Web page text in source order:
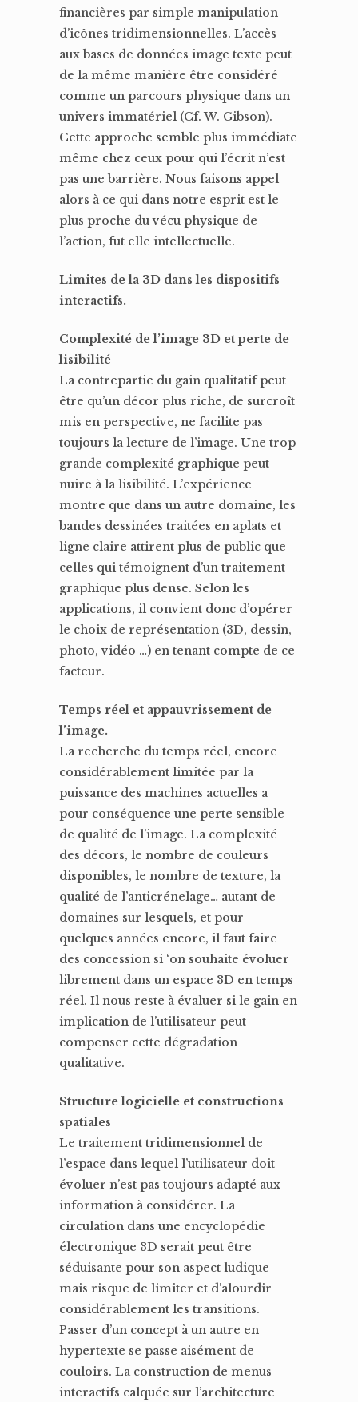
financières par simple manipulation
d’icônes tridimensionnelles. L’accès
aux bases de données image texte peut
de la même manière être considéré
comme un parcours physique dans un
univers immatériel (Cf. W. Gibson).
Cette approche semble plus immédiate
même chez ceux pour qui l’écrit n’est
pas une barrière. Nous faisons appel
alors à ce qui dans notre esprit est le
plus proche du vécu physique de
l’action, fut elle intellectuelle.
Limites de la 3D dans les dispositifs
interactifs.
Complexité de l’image 3D et perte de
lisibilité
La contrepartie du gain qualitatif peut
être qu’un décor plus riche, de surcroît
mis en perspective, ne facilite pas
toujours la lecture de l’image. Une trop
grande complexité graphique peut
nuire à la lisibilité. L’expérience
montre que dans un autre domaine, les
bandes dessinées traitées en aplats et
ligne claire attirent plus de public que
celles qui témoignent d’un traitement
graphique plus dense. Selon les
applications, il convient donc d’opérer
le choix de représentation (3D, dessin,
photo, vidéo …) en tenant compte de ce
facteur.
Temps réel et appauvrissement de
l’image.
La recherche du temps réel, encore
considérablement limitée par la
puissance des machines actuelles a
pour conséquence une perte sensible
de qualité de l’image. La complexité
des décors, le nombre de couleurs
disponibles, le nombre de texture, la
qualité de l’anticrénelage… autant de
domaines sur lesquels, et pour
quelques années encore, il faut faire
des concession si ‘on souhaite évoluer
librement dans un espace 3D en temps
réel. Il nous reste à évaluer si le gain en
implication de l’utilisateur peut
compenser cette dégradation
qualitative.
Structure logicielle et constructions
spatiales
Le traitement tridimensionnel de
l’espace dans lequel l’utilisateur doit
évoluer n’est pas toujours adapté aux
information à considérer. La
circulation dans une encyclopédie
électronique 3D serait peut être
séduisante pour son aspect ludique
mais risque de limiter et d’alourdir
considérablement les transitions.
Passer d’un concept à un autre en
hypertexte se passe aisément de
couloirs. La construction de menus
interactifs calquée sur l’architecture